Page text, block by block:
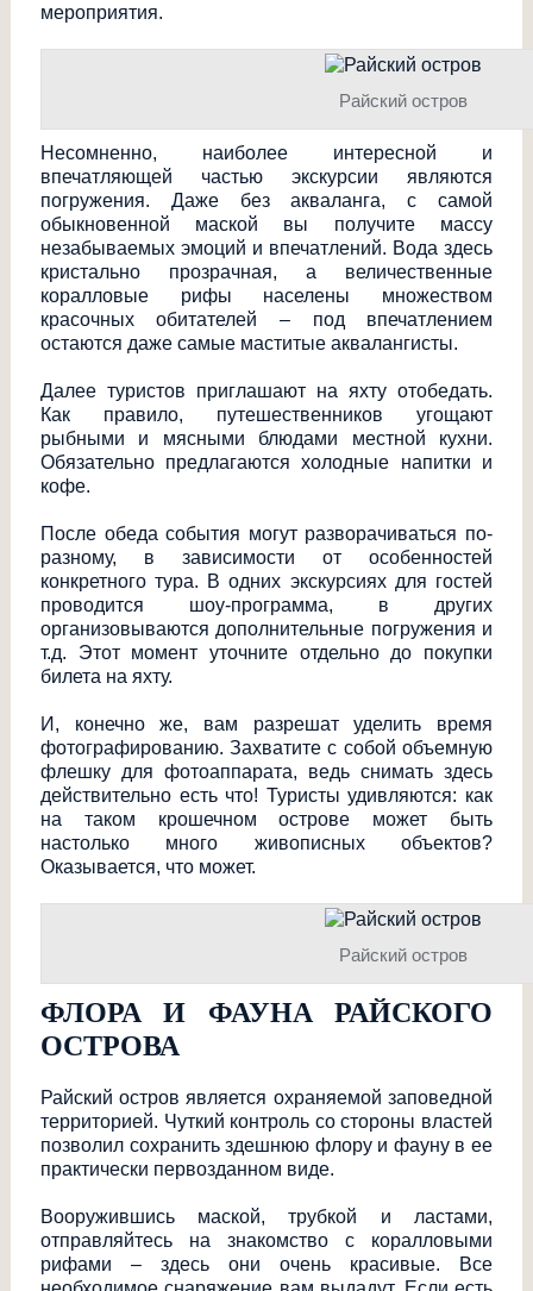
мероприятия.
Райский остров
Несомненно, наиболее интересной и
впечатляющей частью экскурсии являются
погружения. Даже без акваланга, с самой
обыкновенной маской вы получите массу
незабываемых эмоций и впечатлений. Вода здесь
кристально прозрачная, а величественные
коралловые рифы населены множеством
красочных обитателей – под впечатлением
остаются даже самые маститые аквалангисты.
Далее туристов приглашают на яхту отобедать.
Как правило, путешественников угощают
рыбными и мясными блюдами местной кухни.
Обязательно предлагаются холодные напитки и
кофе.
После обеда события могут разворачиваться по-
разному, в зависимости от особенностей
конкретного тура. В одних экскурсиях для гостей
проводится шоу-программа, в других
организовываются дополнительные погружения и
т.д. Этот момент уточните отдельно до покупки
билета на яхту.
И, конечно же, вам разрешат уделить время
фотографированию. Захватите с собой объемную
флешку для фотоаппарата, ведь снимать здесь
действительно есть что! Туристы удивляются: как
на таком крошечном острове может быть
настолько много живописных объектов?
Оказывается, что может.
Райский остров
ФЛОРА И ФАУНА РАЙСКОГО
ОСТРОВА
Райский остров является охраняемой заповедной
территорией. Чуткий контроль со стороны властей
позволил сохранить здешнюю флору и фауну в ее
практически первозданном виде.
Вооружившись маской, трубкой и ластами,
отправляйтесь на знакомство с коралловыми
рифами – здесь они очень красивые. Все